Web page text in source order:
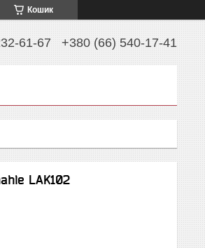
Кошик
61-67 +380 (66) 540-17-41
LAK102